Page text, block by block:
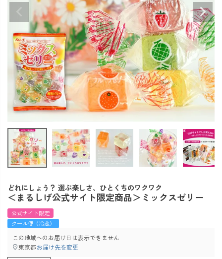
どれにしょう？ 選ぶ楽しさ、ひとくちのワクワク
＜まるしげ公式サイト限定商品＞ミックスゼリー
公式サイト限定
クール便（冷蔵）
この地域へのお届け日は表示できません
東京都お届け先を変更